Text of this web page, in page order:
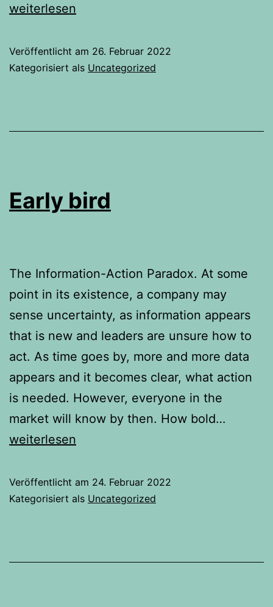
Feminismus
Sprache
weiterlesen
Veröffentlicht am 26. Februar 2022
Kategorisiert als Uncategorized
Early bird
The Information-Action Paradox. At some
point in its existence, a company may
sense uncertainty, as information appears
that is new and leaders are unsure how to
act. As time goes by, more and more data
appears and it becomes clear, what action
is needed. However, everyone in the
market will know by then. How bold…
Early
weiterlesen
Veröffentlicht am 24. Februar 2022
Kategorisiert als Uncategorized